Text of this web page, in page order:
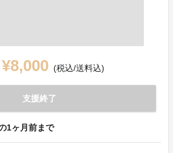
¥8,000 (税込/送料込)
支援終了
1ヶ月前まで